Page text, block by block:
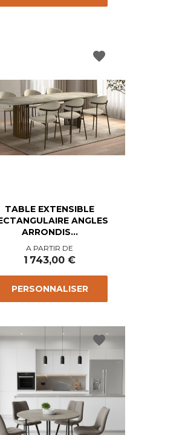
TABLE EXTENSIBLE
ANGLES
ARRONDIS...
Prix
A PARTIR DE
1 743,00 €
PERSONNALISER
favorite
favorite